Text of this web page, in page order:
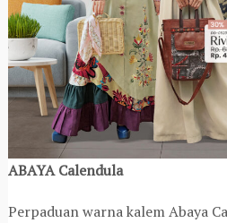
ABAYA Calendula
Perpaduan warna kalem Abaya